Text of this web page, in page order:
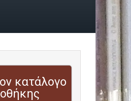
κατάλογο